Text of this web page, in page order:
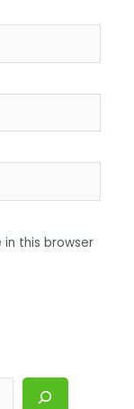
in this browser